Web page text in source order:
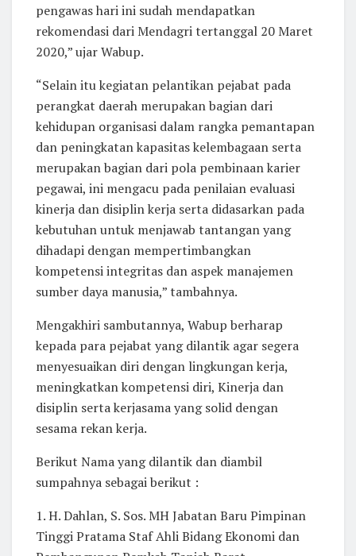
pengawas hari ini sudah mendapatkan
rekomendasi dari Mendagri tertanggal 20 Maret
2020,” ujar Wabup.
“Selain itu kegiatan pelantikan pejabat pada
perangkat daerah merupakan bagian dari
kehidupan organisasi dalam rangka pemantapan
dan peningkatan kapasitas kelembagaan serta
merupakan bagian dari pola pembinaan karier
pegawai, ini mengacu pada penilaian evaluasi
kinerja dan disiplin kerja serta didasarkan pada
kebutuhan untuk menjawab tantangan yang
dihadapi dengan mempertimbangkan
kompetensi integritas dan aspek manajemen
sumber daya manusia,” tambahnya.
Mengakhiri sambutannya, Wabup berharap
kepada para pejabat yang dilantik agar segera
menyesuaikan diri dengan lingkungan kerja,
meningkatkan kompetensi diri, Kinerja dan
disiplin serta kerjasama yang solid dengan
sesama rekan kerja.
Berikut Nama yang dilantik dan diambil
sumpahnya sebagai berikut :
1. H. Dahlan, S. Sos. MH Jabatan Baru Pimpinan
Tinggi Pratama Staf Ahli Bidang Ekonomi dan